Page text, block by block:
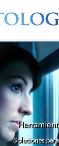
Ministros
Voluntarios
Soluciones